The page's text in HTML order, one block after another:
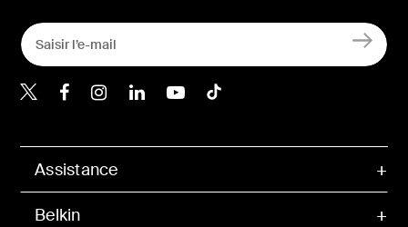
Assistance
Belkin
Belkin Twitter
Belkin Facebook
Belkin Instagram
Belkin LinkedIn
Belkin Youtube
Belkin TikTok